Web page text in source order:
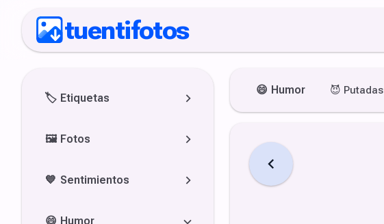
tuentifotos
😄 Humor 😈 Putadas
🏷️ Etiquetas
🖼️ Fotos
💙 Sentimientos
😄 Humor